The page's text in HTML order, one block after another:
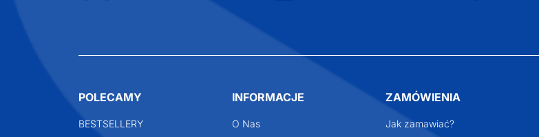
POLECAMY
BESTSELLERY
INFORMACJE
O Nas
ZAMÓWIENIA
Jak zamawiać?